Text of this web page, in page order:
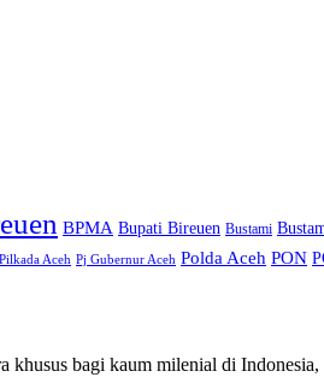
BPMA Bupati Bireuen Bustami
Pilkada Aceh Pj Gubernur Aceh Polda Aceh PON
bagi kaum milenial di